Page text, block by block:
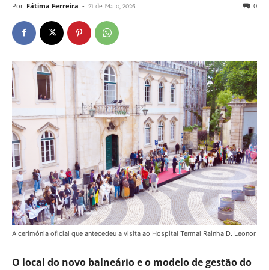
Por Fátima Ferreira - 21 de Maio, 2026 0
A cerimónia oficial que antecedeu a visita ao Hospital Termal Rainha D. Leonor
O local do novo balneário e o modelo de gestão do